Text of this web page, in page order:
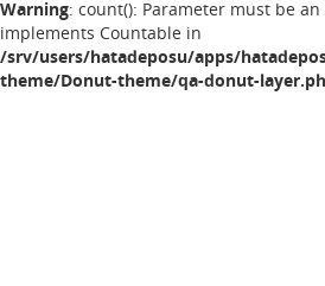
Warning: count(): Parameter must be
implements Countable in
/srv/users/hatadeposu/apps/
theme/Donut-theme/qa-donut-